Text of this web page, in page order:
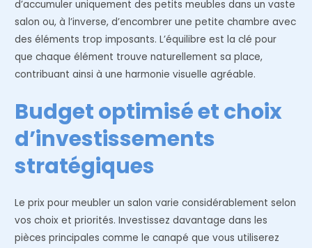
d’accumuler uniquement des petits meubles dans un vaste
salon ou, à l’inverse, d’encombrer une petite chambre avec
des éléments trop imposants. L’équilibre est la clé pour
que chaque élément trouve naturellement sa place,
contribuant ainsi à une harmonie visuelle agréable.
Budget optimisé et choix
d’investissements
stratégiques
Le prix pour meubler un salon varie considérablement selon
vos choix et priorités. Investissez davantage dans les
pièces principales comme le canapé que vous utiliserez